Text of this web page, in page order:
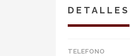
DETALLES
TELEFONO